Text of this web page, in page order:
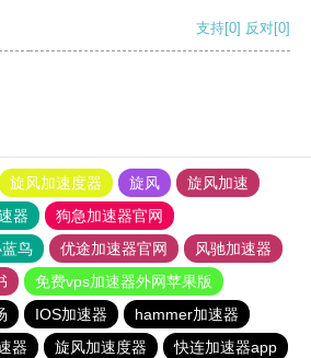
支持[0] 反对[0]
旋风加速度器 旋风
旋风加速
器
狗急加速器官网
鸟 优途加速器官网
风驰加速器
免费vps加速器外网苹果版
IOS加速器
hammer加速器
器 旋风加速度器
快连加速器app